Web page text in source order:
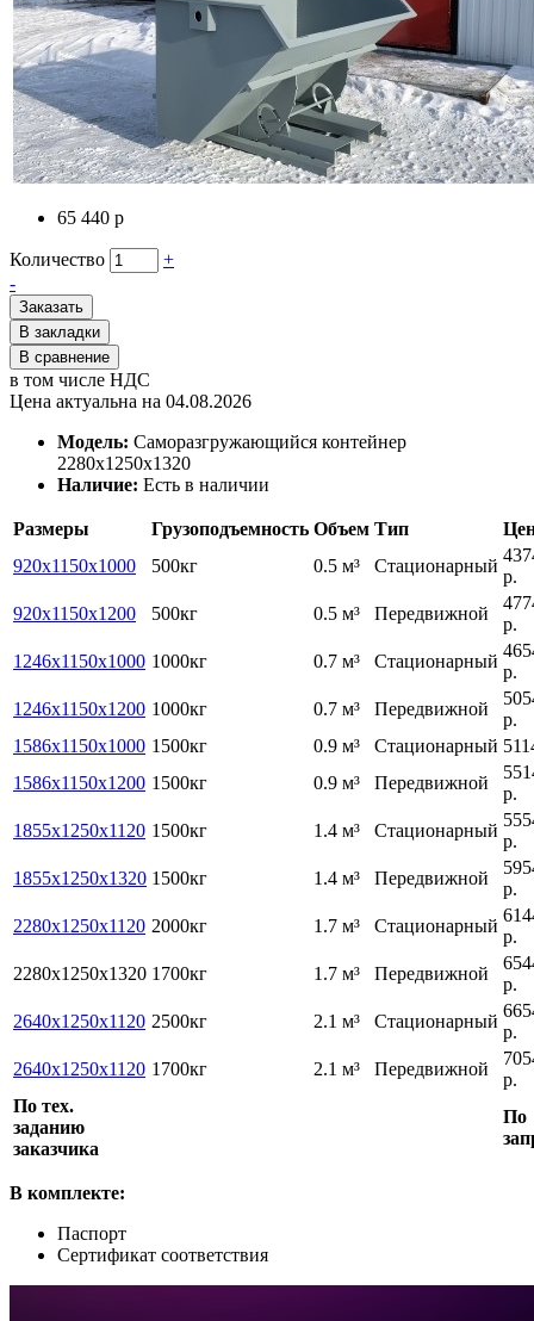
65 440 р
Количество
+
-
Заказать
В закладки
В сравнение
в том числе НДС
Цена актуальна на 04.08.2026
Модель: Саморазгружающийся контейнер
2280x1250x1320
Наличие: Есть в наличии
Размеры Грузоподъемность Объем Тип
920х1150х1000
500кг 0.5 м³ Стационарный
р.
920х1150х1200
500кг 0.5 м³ Передвижной
р.
1246х1150х1000 1000кг 0.7 м³ Стационарный
р.
1246х1150х1200 1000кг 0.7 м³ Передвижной
р.
1586х1150х1000 1500кг 0.9 м³ Стационарный
1586х1150х1200 1500кг 0.9 м³ Передвижной
р.
1855х1250х1120 1500кг 1.4 м³ Стационарный
р.
1855х1250х1320 1500кг 1.4 м³ Передвижной
р.
2280x1250x1120 2000кг 1.7 м³ Стационарный
р.
2280x1250x1320 1700кг 1.7 м³ Передвижной
р.
2640x1250x1120 2500кг 2.1 м³ Стационарный
р.
2640x1250x1120 1700кг 2.1 м³ Передвижной
р.
По тех.
заданию
заказчика
По
В комплекте:
Паспорт
Сертификат соответствия